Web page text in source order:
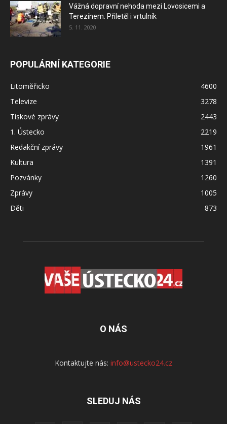
Vážná dopravní nehoda mezi Lovosicemi a
Terezínem. Přiletěl i vrtulník
5. 11. 2020
POPULÁRNÍ KATEGORIE
Litoměřicko
4600
Televize
3278
Tiskové zprávy
2443
1. Ústecko
2219
Redakční zprávy
1961
Kultura
1391
Pozvánky
1260
Zprávy
1005
Děti
873
O NÁS
Kontaktujte nás: info@ustecko24.cz
SLEDUJ NÁS